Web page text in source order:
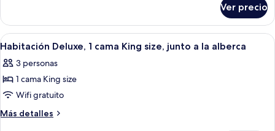
cama
King
size
Deluxe,
cama
size
Ver precio
Abrir
todas
las
fotos
de
Habitación
Una habitación de hotel moderna
7
Habitación Deluxe, 1 cama King size, junto a la alberca
3 personas
1 cama King size
Wifi gratuito
Más detalles
Más